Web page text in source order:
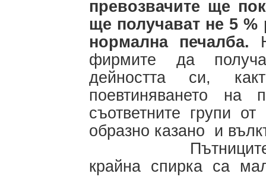
превозвачите ще
ще получават не 5 %
нормална печалба.
фирмите да
дейността си,
поевтиняването на
съответните групи
образно казано и
Пътниците,
крайна спирка са